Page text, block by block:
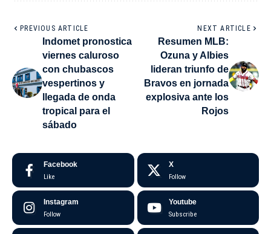
PREVIOUS ARTICLE
Indomet pronostica
viernes caluroso
con chubascos
vespertinos y
llegada de onda
tropical para el
sábado
NEXT ARTICLE
Resumen MLB:
Ozuna y Albies
lideran triunfo de
Bravos en jornada
explosiva ante los
Rojos
Facebook
Like
X
Follow
Instagram
Follow
Youtube
Subscribe